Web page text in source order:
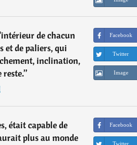
de chacun
et de paliers, qui
inclination,
reste.”
Facebook
Twitter
Image
était capable de
plus au monde
Facebook
Twitter